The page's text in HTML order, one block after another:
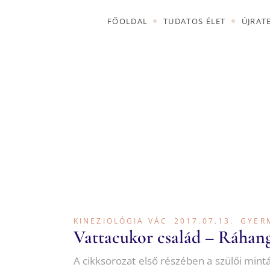
FŐOLDAL TUDATOS ÉLET
KURZUSOK
KINEZIOLÓGIA VÁC 2017.07.13.
Vattacukor család –
A cikksorozat első részében a szülői